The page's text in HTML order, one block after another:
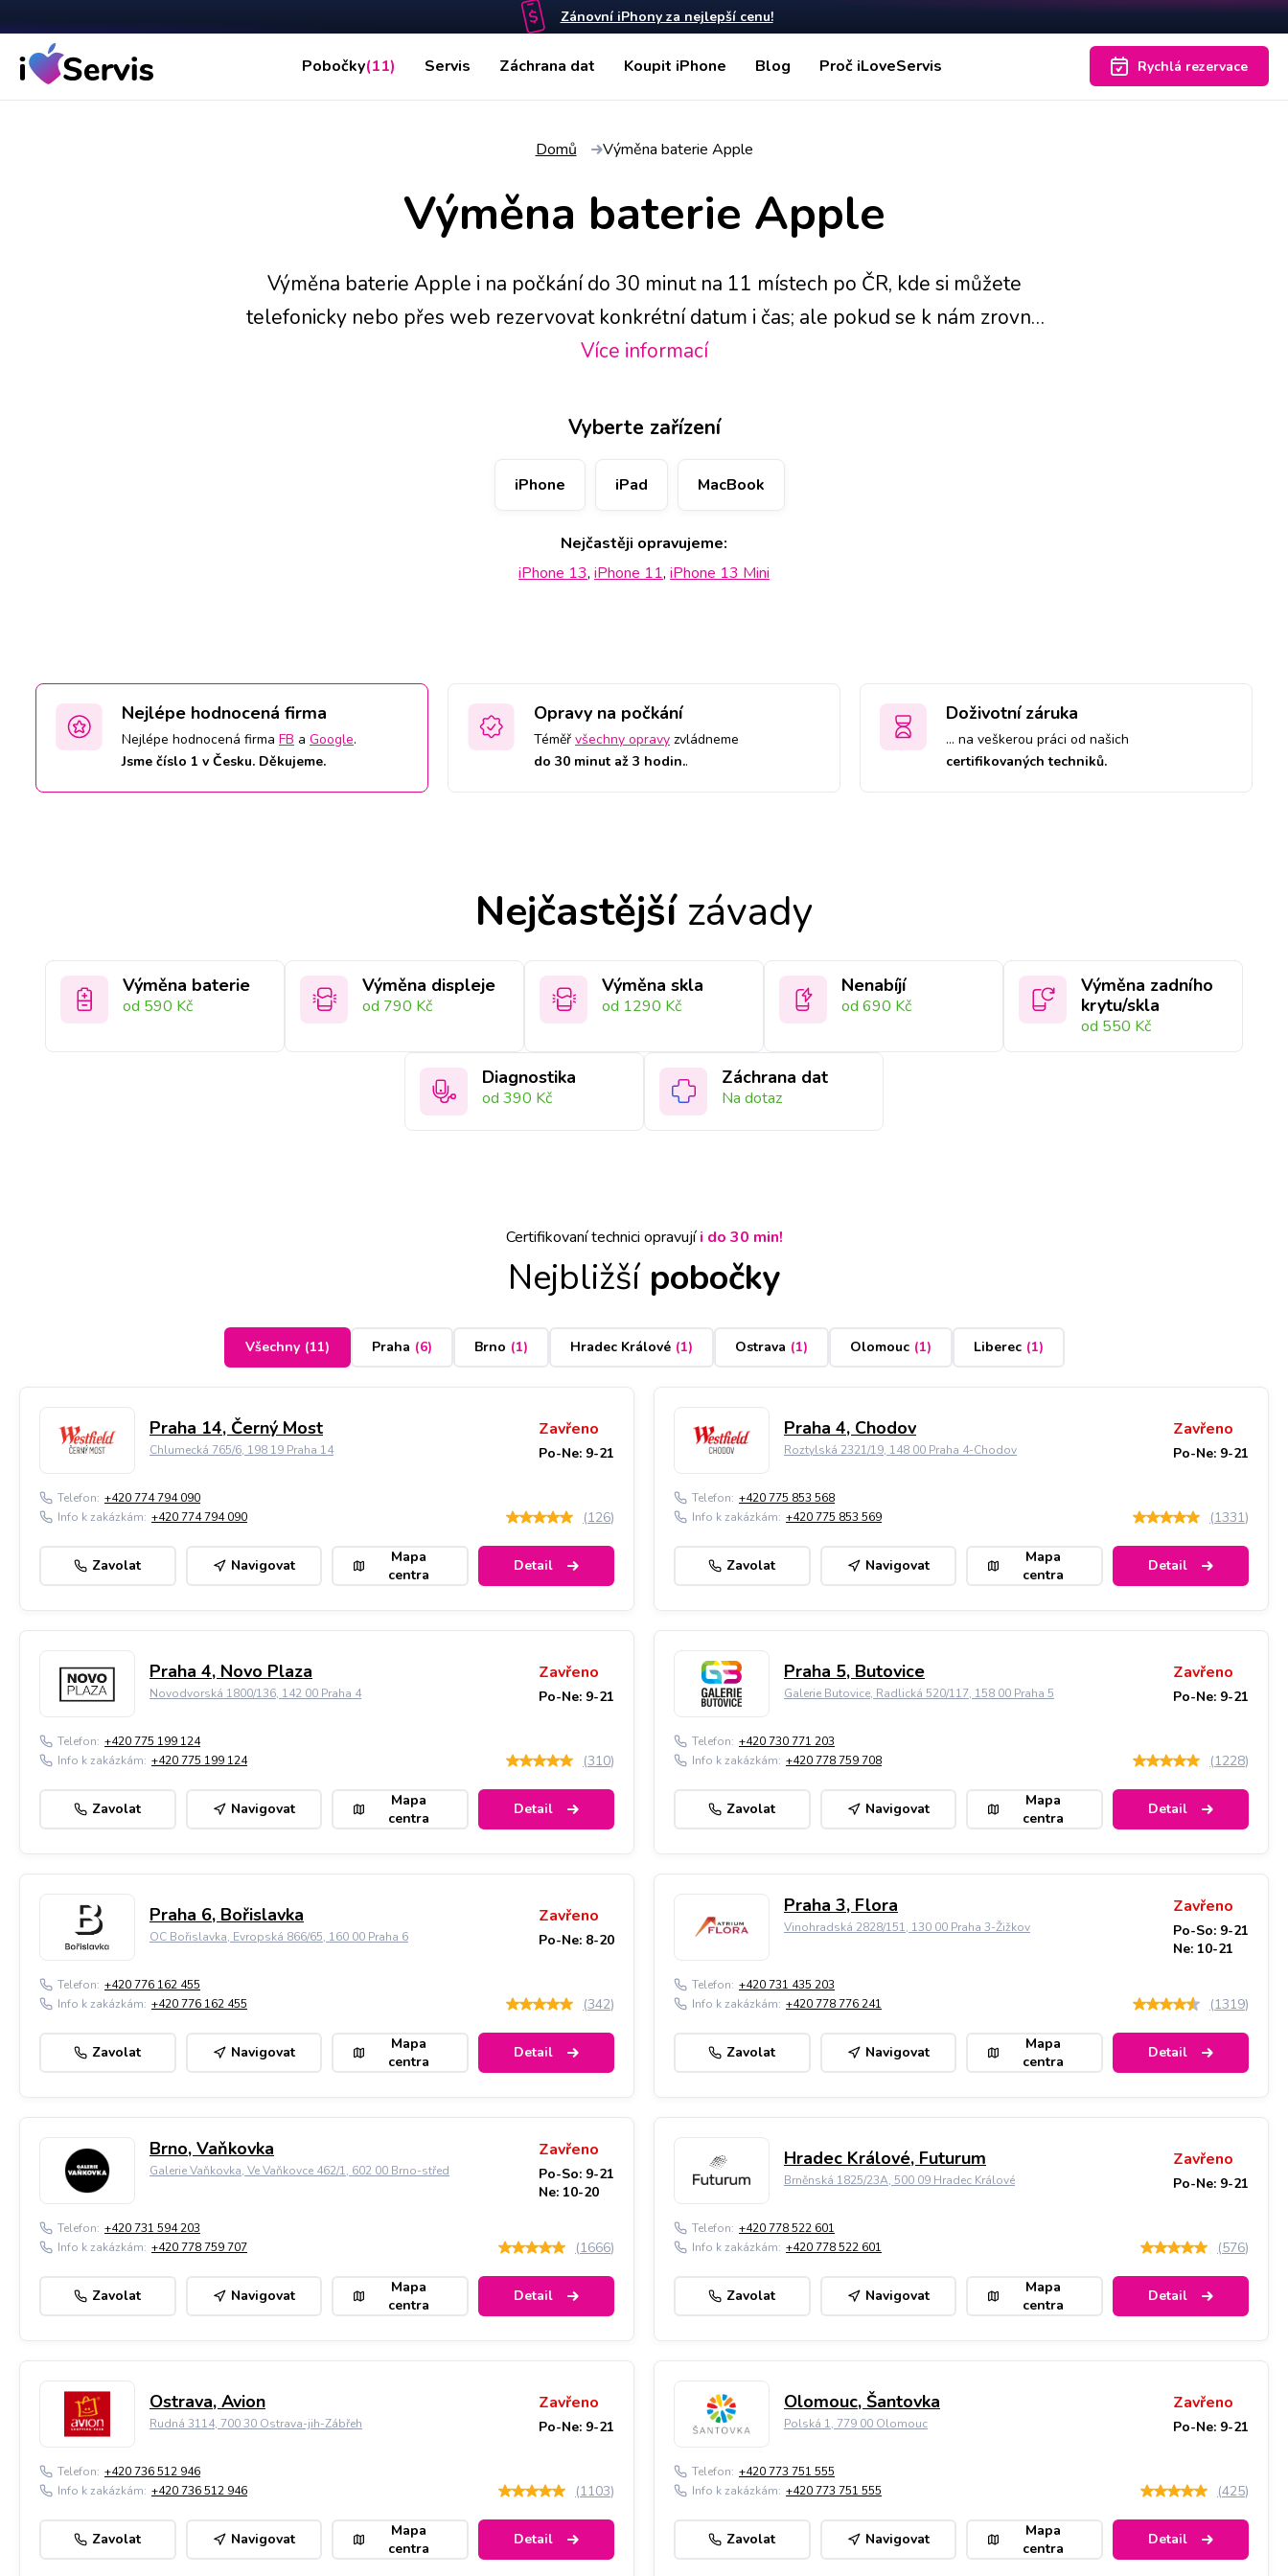
Zánovní iPhony za nejlepší cenu!
Pobočky(11) Servis Záchrana dat Koupit iPhone Blog Proč iLoveServis Rychlá rezervace
Domů Výměna baterie Apple
Výměna baterie Apple
Výměna baterie Apple i na počkání do 30 minut na 11 místech po ČR, kde si můžete
telefonicky nebo přes web rezervovat konkrétní datum i čas; ale pokud se k nám zrovna
nedostanete, zdarma pošleme pro mobil kurýra, který vám ho po opravě zase zaveze
práci dáváme garanci doživotní.
Více informací
Vyberte zařízení
iPhone iPad MacBook
Nejčastěji opravujeme:
iPhone 13, iPhone 11, iPhone 13 Mini
Nejlépe hodnocená firma
Nejlépe hodnocená firma FB a Google.
Jsme číslo 1 v Česku. Děkujeme.
Opravy na počkání
Téměř všechny opravy zvládneme
do 30 minut až 3 hodin..
Doživotní záruka
… na veškerou práci od našich
certifikovaných techniků.
Nejčastější závady
Výměna baterie
od 590 Kč
Výměna displeje
od 790 Kč
Výměna skla
od 1290 Kč
Nenabíjí
od 690 Kč
Výměna zadního
krytu/skla
od 550 Kč
Diagnostika
od 390 Kč
Záchrana dat
Na dotaz
Certifikovaní technici opravujíi do 30 min!
Nejbližšípobočky
Všechny (11) Praha (6) Brno (1) Hradec Králové (1) Ostrava (1) Olomouc (1) Liberec (1)
Praha 14, Černý Most
Chlumecká 765/6, 198 19 Praha 14
Zavřeno
Po-Ne: 9-21
Telefon: +420 774 794 090
Info k zakázkám: +420 774 794 090 (126)
Zavolat Navigovat
Mapa
centra
Detail
Praha 4, Chodov
Roztylská 2321/19, 148 00 Praha 4-Chodov
Zavřeno
Po-Ne: 9-21
Telefon: +420 775 853 568
Info k zakázkám: +420 775 853 569 (1331)
Zavolat Navigovat
Mapa
centra
Detail
Praha 4, Novo Plaza
Novodvorská 1800/136, 142 00 Praha 4
Zavřeno
Po-Ne: 9-21
Telefon: +420 775 199 124
Info k zakázkám: +420 775 199 124 (310)
Zavolat Navigovat
Mapa
centra
Detail
Praha 5, Butovice
Galerie Butovice, Radlická 520/117, 158 00 Praha 5
Zavřeno
Po-Ne: 9-21
Telefon: +420 730 771 203
Info k zakázkám: +420 778 759 708 (1228)
Zavolat Navigovat
Mapa
centra
Detail
Praha 6, Bořislavka
OC Bořislavka, Evropská 866/65, 160 00 Praha 6
Zavřeno
Po-Ne: 8-20
Telefon: +420 776 162 455
Info k zakázkám: +420 776 162 455 (342)
Zavolat Navigovat
Mapa
centra
Detail
Praha 3, Flora
Vinohradská 2828/151, 130 00 Praha 3-Žižkov
Zavřeno
Po-So: 9-21
Ne: 10-21
Telefon: +420 731 435 203
Info k zakázkám: +420 778 776 241 (1319)
Zavolat Navigovat
Mapa
centra
Detail
Brno, Vaňkovka
Galerie Vaňkovka, Ve Vaňkovce 462/1, 602 00 Brno-střed
Zavřeno
Po-So: 9-21
Ne: 10-20
Telefon: +420 731 594 203
Info k zakázkám: +420 778 759 707 (1666)
Zavolat Navigovat
Mapa
centra
Detail
Hradec Králové, Futurum
Brněnská 1825/23A, 500 09 Hradec Králové
Zavřeno
Po-Ne: 9-21
Telefon: +420 778 522 601
Info k zakázkám: +420 778 522 601 (576)
Zavolat Navigovat
Mapa
centra
Detail
Ostrava, Avion
Rudná 3114, 700 30 Ostrava-jih-Zábřeh
Zavřeno
Po-Ne: 9-21
Telefon: +420 736 512 946
Info k zakázkám: +420 736 512 946 (1103)
Zavolat Navigovat
Mapa
centra
Detail
Olomouc, Šantovka
Polská 1, 779 00 Olomouc
Zavřeno
Po-Ne: 9-21
Telefon: +420 773 751 555
Info k zakázkám: +420 773 751 555 (425)
Zavolat Navigovat
Mapa
centra
Detail